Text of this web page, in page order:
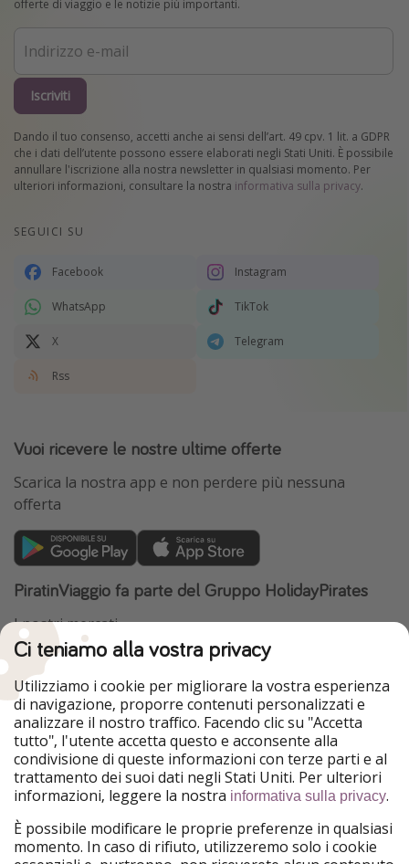
offerte di viaggio e le notizie più importanti.
Iscriviti
Dando il tuo consenso, accetti anche ai sensi dell’art. 49 cpv. 1 lit. a GDPR
che i dati dell’utente possono essere elaborati negli Stati Uniti. È possibile
annullare l'iscrizione alla nostra newsletter in qualsiasi momento. Per
ulteriori informazioni, consultare la nostra informativa sulla privacy.
SEGUICI SU
Facebook Instagram
WhatsApp TikTok
X Telegram
Rss
Vuoi ricevere le nostre ultime offerte
Scarica la nostra app e non perdere più nessuna
offerta
PiratinViaggio fa parte del Gruppo HolidayPirates
I nostri mercati
HolidayPirates
VakantiePiraten
WakacyjniPiraci
Ferienpiraten
Urlaubspiraten
Urlaubspiraten
ViajerosPiratas
TravelPirates
Il nostro gruppo
HolidayPirates Group
Conoscici meglio
Chi siamo
Informazioni legali
Termini d' Uso
Ci teniamo alla vostra privacy
Utilizziamo i cookie per migliorare la vostra esperienza
di navigazione, proporre contenuti personalizzati e
analizzare il nostro traffico. Facendo clic su "Accetta
tutto", l'utente accetta questo e acconsente alla
condivisione di queste informazioni con terze parti e al
trattamento dei suoi dati negli Stati Uniti. Per ulteriori
informazioni, leggere la nostra informativa sulla privacy.
È possibile modificare le proprie preferenze in qualsiasi
momento. In caso di rifiuto, utilizzeremo solo i cookie